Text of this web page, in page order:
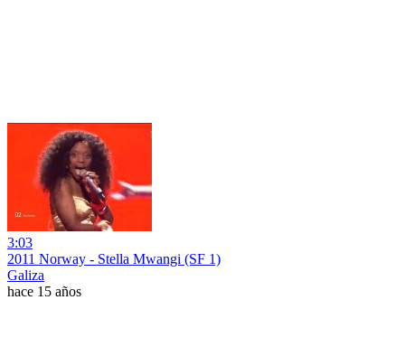
3:03
2011 Norway - Stella Mwangi (SF 1)
Galiza
hace 15 años